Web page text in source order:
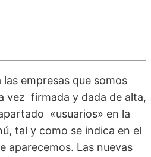
las empresas que somos
vez firmada y dada de alta,
«usuarios» en la
tal y como se indica en el
aparecemos. Las nuevas